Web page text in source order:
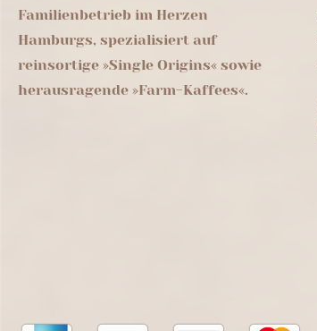
Familienbetrieb im Herzen
Hamburgs, spezialisiert auf
reinsortige »Single Origins« sowie
herausragende »Farm-Kaffees«.